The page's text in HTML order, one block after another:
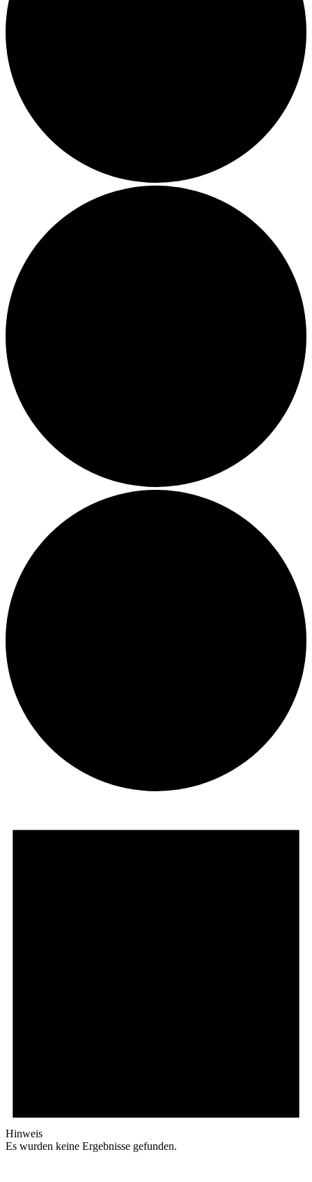
Hinweis
Es wurden keine Ergebnisse gefunden.